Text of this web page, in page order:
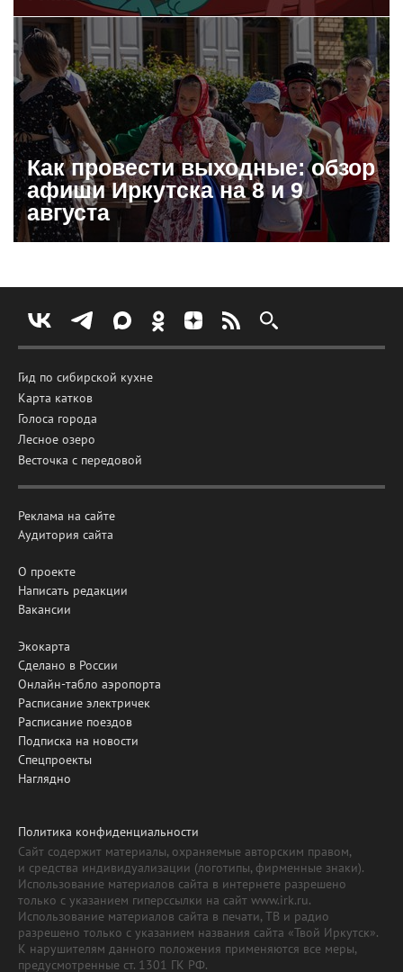
Как провести выходные: обзор
афиши Иркутска на 8 и 9
августа
Гид по сибирской кухне
Карта катков
Голоса города
Лесное озеро
Весточка с передовой
Реклама на сайте
Аудитория сайта
О проекте
Написать редакции
Вакансии
Экокарта
Сделано в России
Онлайн-табло аэропорта
Расписание электричек
Расписание поездов
Подписка на новости
Спецпроекты
Наглядно
Политика конфиденциальности
Сайт содержит материалы, охраняемые авторским правом,
и средства индивидуализации (логотипы, фирменные знаки).
Использование материалов сайта в интернете разрешено
только с указанием гиперссылки на сайт www.irk.ru.
Использование материалов сайта в печати, ТВ и радио
разрешено только с указанием названия сайта «Твой Иркутск».
К нарушителям данного положения применяются все меры,
предусмотренные ст. 1301 ГК РФ.